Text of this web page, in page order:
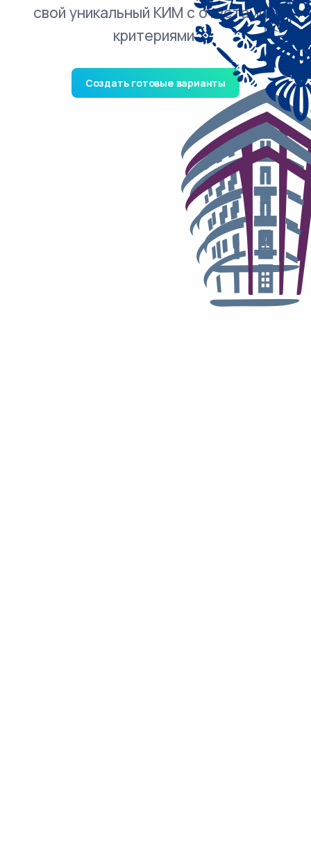
свой уникальный КИМ с ответами и
критериями.
Создать готовые варианты